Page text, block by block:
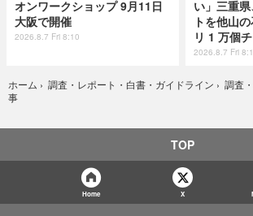
オンワークショップ 9月11日
大阪で開催
2026.8.7 Fri 8:10
い」三重
トを他山
リ 1 万個
2026.8.7 Fri
ホーム › 調査・レポート・白書・ガイドライン › 調査
事
TOP
Home X